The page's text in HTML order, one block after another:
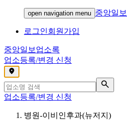
open navigation menu 중앙일
로그인회원가입
중앙일보 업소록
업소등록/변경 신청
,
업소등록/변경 신청
병원-이비인후과(뉴저지)